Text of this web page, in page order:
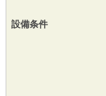
設備条件